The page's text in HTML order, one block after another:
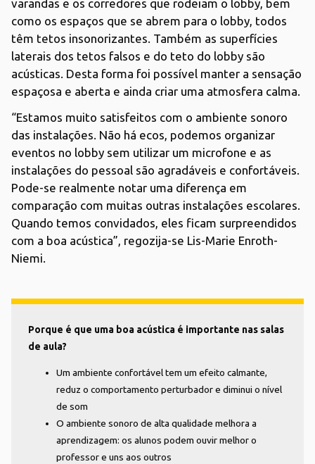
varandas e os corredores que rodeiam o lobby, bem
como os espaços que se abrem para o lobby, todos
têm tetos insonorizantes. Também as superfícies
laterais dos tetos falsos e do teto do lobby são
acústicas. Desta forma foi possível manter a sensação
espaçosa e aberta e ainda criar uma atmosfera calma.
“Estamos muito satisfeitos com o ambiente sonoro
das instalações. Não há ecos, podemos organizar
eventos no lobby sem utilizar um microfone e as
instalações do pessoal são agradáveis e confortáveis.
Pode-se realmente notar uma diferença em
comparação com muitas outras instalações escolares.
Quando temos convidados, eles ficam surpreendidos
com a boa acústica”, regozija-se Lis-Marie Enroth-
Niemi.
Porque é que uma boa acústica é importante nas salas
de aula?
Um ambiente confortável tem um efeito calmante,
reduz o comportamento perturbador e diminui o nível
de som
O ambiente sonoro de alta qualidade melhora a
aprendizagem: os alunos podem ouvir melhor o
professor e uns aos outros